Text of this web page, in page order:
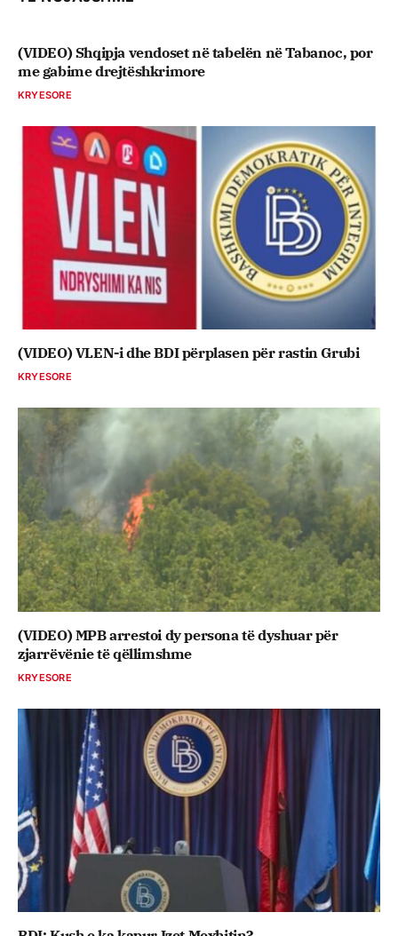
(VIDEO) Shqipja vendoset në tabelën në Tabanoc, por
me gabime drejtëshkrimore
KRYESORE
(VIDEO) VLEN-i dhe BDI përplasen për rastin Grubi
KRYESORE
(VIDEO) MPB arrestoi dy persona të dyshuar për
zjarrëvënie të qëllimshme
KRYESORE